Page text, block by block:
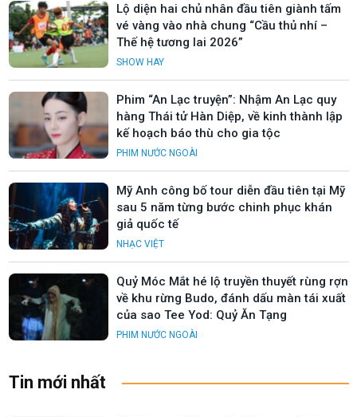
Lộ diện hai chủ nhân đầu tiên giành tấm
vé vàng vào nhà chung “Cầu thủ nhí –
Thế hệ tương lai 2026”
SHOW HAY
Phim “An Lạc truyện”: Nhậm An Lạc quy
hàng Thái tử Hàn Diệp, về kinh thành lập
kế hoạch báo thù cho gia tộc
PHIM NƯỚC NGOÀI
Mỹ Anh công bố tour diễn đầu tiên tại Mỹ
sau 5 năm từng bước chinh phục khán
giả quốc tế
NHẠC VIỆT
Quỷ Móc Mắt hé lộ truyền thuyết rùng rợn
về khu rừng Budo, đánh dấu màn tái xuất
của sao Tee Yod: Quỷ Ăn Tạng
PHIM NƯỚC NGOÀI
Tin mới nhất